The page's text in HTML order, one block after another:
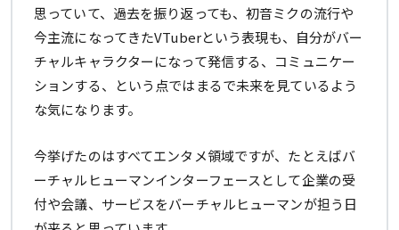
思っていて、過去を振り返っても、初音ミクの流行や
今主流になってきたVTuberという表現も、自分がバー
チャルキャラクターになって発信する、コミュニケー
ションする、という点ではまるで未来を見ているよう
な気になります。
今挙げたのはすべてエンタメ領域ですが、たとえばバ
ーチャルヒューマンインターフェースとして企業の受
付や会議、サービスをバーチャルヒューマンが担う日